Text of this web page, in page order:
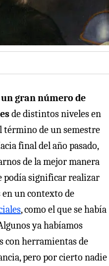
un gran número de
de distintos niveles en
término de un semestre
final del año pasado,
de la mejor manera
podía significar realizar
un contexto de
, como el que se había
ya habíamos
con herramientas de
pero por cierto nadie